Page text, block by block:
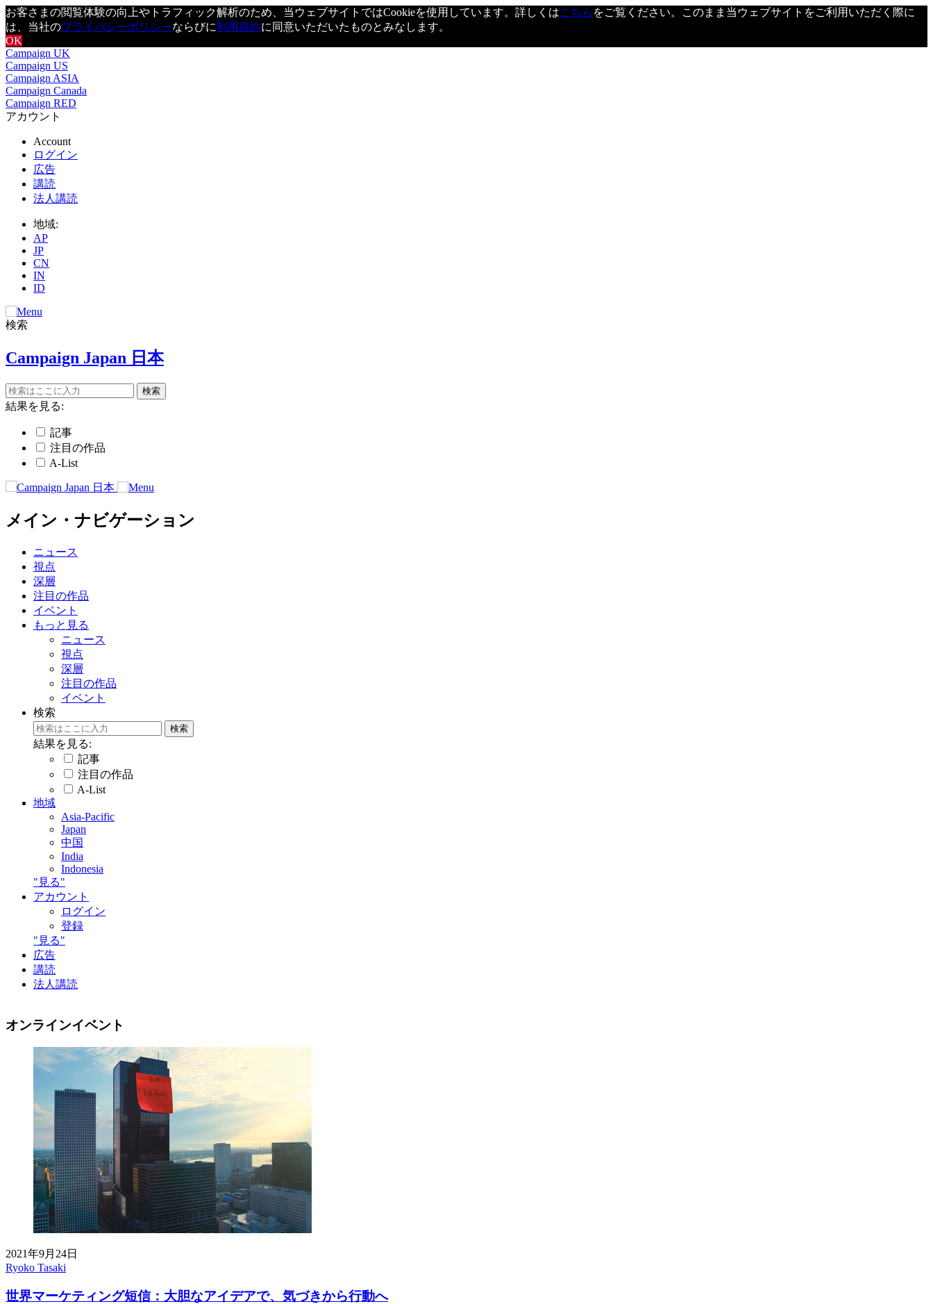
お客さまの閲覧体験の向上やトラフィック解析のため、当ウェブサイトではCookieを使用しています。詳しくはこちら をご覧ください。このまま当ウェブサイトをご利用いただく際に
は、当社のプライバシーポリシーならびに利用規約に同意いただいたものとみなします。
OK
Campaign UK
Campaign US
Campaign ASIA
Campaign Canada
Campaign RED
アカウント
Account
ログイン
広告
講読
法人講読
地域:
AP
JP
CN
IN
ID
検索
Campaign Japan 日本
結果を見る:
記事
注目の作品
A-List
メイン・ナビゲーション
ニュース
視点
深層
注目の作品
イベント
もっと見る
ニュース
視点
深層
注目の作品
イベント
検索
結果を見る:
記事
注目の作品
A-List
地域
Asia-Pacific
Japan
中国
India
Indonesia
"見る"
アカウント
ログイン
登録
"見る"
広告
講読
法人講読
オンラインイベント
2021年9月24日
Ryoko Tasaki
世界マーケティング短信：大胆なアイデアで、気づきから行動へ